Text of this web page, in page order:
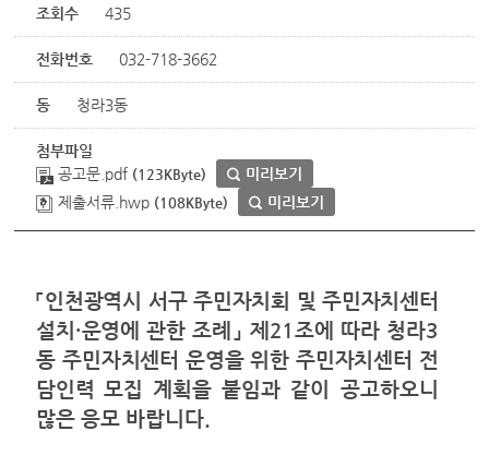
조회수
435
전화번호 032-718-3662
동 청라3동
첨부파일
공고문.pdf (123KByte)
미리보기
제출서류.hwp (108KByte) 미리보기
「인천광역시 서구 주민자치회 및 주민자치센터
설치 ·운영에 관한 조례 」제 21조에 따라 청라3
동 주민자치센터 운영을 위한 주민자치센터 전
담인력 모집 계획을 붙임과 같이 공고하오니
많은 응모 바랍니다